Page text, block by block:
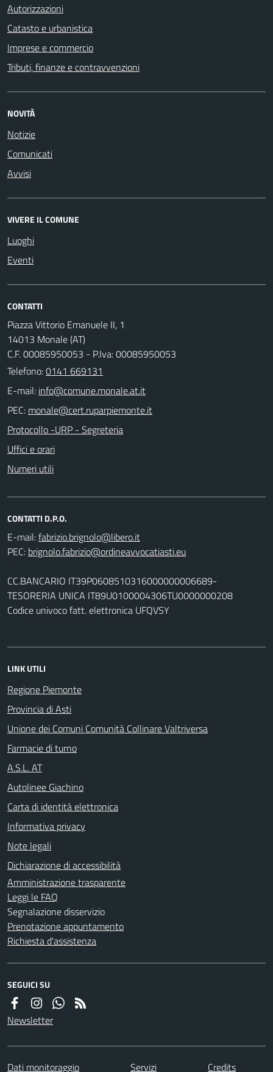
Autorizzazioni
Catasto e urbanistica
Imprese e commercio
Tributi, finanze e contravvenzioni
NOVITÀ
Notizie
Comunicati
Avvisi
VIVERE IL COMUNE
Luoghi
Eventi
CONTATTI
Piazza Vittorio Emanuele II, 1
14013 Monale (AT)
C.F. 00085950053 - P.Iva: 00085950053
Telefono:0141 669131
E-mail:
PEC:
Protocollo -URP - Segreteria
Uffici e orari
Numeri utili
CONTATTI D.P.O.
E-mail:
PEC:
CC.BANCARIO IT39P0608510316000000006689-
TESORERIA UNICA IT89U0100004306TU0000000208
Codice univoco fatt. elettronica UFQVSY
LINK UTILI
Regione Piemonte
Provincia di Asti
Unione dei Comuni Comunità Collinare Valtriversa
Farmacie di turno
A.S.L. AT
Autolinee Giachino
Carta di identità elettronica
Informativa privacy
Note legali
Dichiarazione di accessibilità
Amministrazione trasparente
Leggi le FAQ
Segnalazione disservizio
Prenotazione appuntamento
Richiesta d'assistenza
SEGUICI SU
Newsletter
Dati monitoraggio Servizi Credits